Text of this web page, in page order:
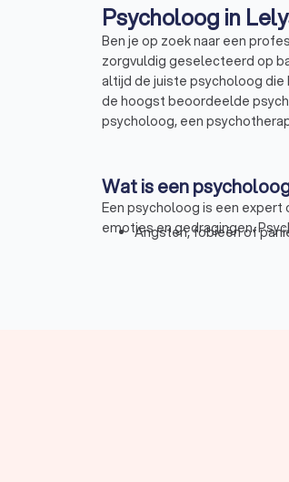
Ben je op zoek naar een
zorgvuldig geselecteerd op
altijd de juiste psycholoog die
de hoogst beoordeelde
psycholoog, een
Wat is een
Een psycholoog is een
emoties en gedragingen.
Angsten, fobieën of
Een psycholoog in Lelystad